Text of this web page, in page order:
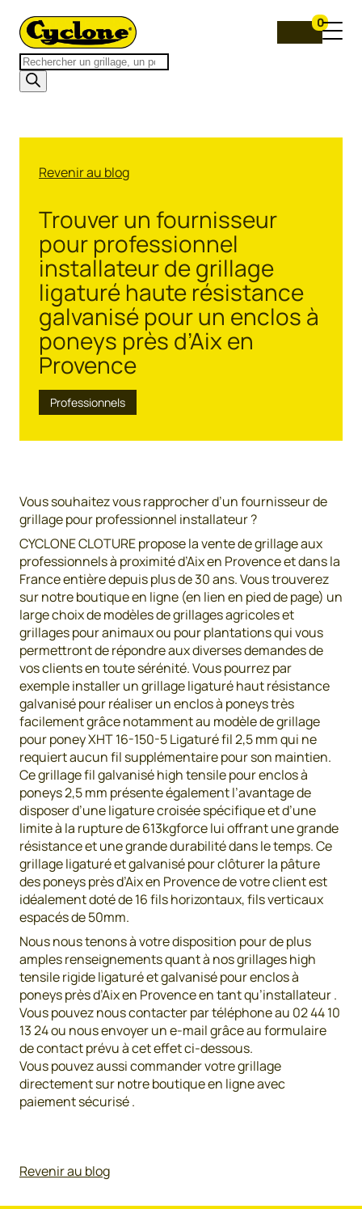
Recherche
de
produits
0
Revenir au blog
Trouver un fournisseur
pour professionnel
installateur de grillage
ligaturé haute résistance
galvanisé pour un enclos à
poneys près d’Aix en
Provence
Professionnels
Vous souhaitez vous rapprocher d’un fournisseur de
grillage pour professionnel installateur ?
CYCLONE CLOTURE propose la vente de grillage aux
professionnels à proximité d’Aix en Provence et dans la
France entière depuis plus de 30 ans. Vous trouverez
sur notre boutique en ligne (en lien en pied de page) un
large choix de modèles de grillages agricoles et
grillages pour animaux ou pour plantations qui vous
permettront de répondre aux diverses demandes de
vos clients en toute sérénité. Vous pourrez par
exemple installer un grillage ligaturé haut résistance
galvanisé pour réaliser un enclos à poneys très
facilement grâce notamment au modèle de grillage
pour poney XHT 16-150-5 Ligaturé fil 2,5 mm qui ne
requiert aucun fil supplémentaire pour son maintien.
Ce grillage fil galvanisé high tensile pour enclos à
poneys 2,5 mm présente également l’avantage de
disposer d’une ligature croisée spécifique et d’une
limite à la rupture de 613kgforce lui offrant une grande
résistance et une grande durabilité dans le temps. Ce
grillage ligaturé et galvanisé pour clôturer la pâture
des poneys près d’Aix en Provence de votre client est
idéalement doté de 16 fils horizontaux, fils verticaux
espacés de 50mm.
Nous nous tenons à votre disposition pour de plus
amples renseignements quant à nos grillages high
tensile rigide ligaturé et galvanisé pour enclos à
poneys près d’Aix en Provence en tant qu’installateur .
Vous pouvez nous contacter par téléphone au 02 44 10
13 24 ou nous envoyer un e-mail grâce au formulaire
de contact prévu à cet effet ci-dessous.
Vous pouvez aussi commander votre grillage
directement sur notre boutique en ligne avec
paiement sécurisé .
Revenir au blog